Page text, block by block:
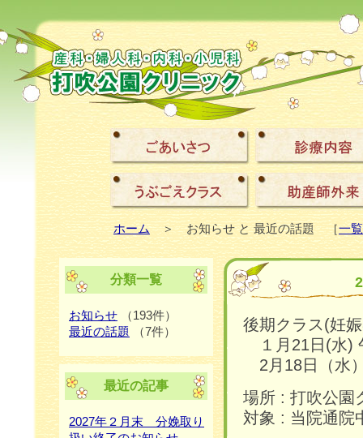
ホーム＞ お知らせ と 最近の話題 ［一
後期クラス(妊
１月21日(水)
2月18日（水
場所 : 打吹公
対象 : 当院通院
分類一覧
お知らせ （193件）
最近の話題
（7件）
最近の記事
2027年２月末 分娩取り